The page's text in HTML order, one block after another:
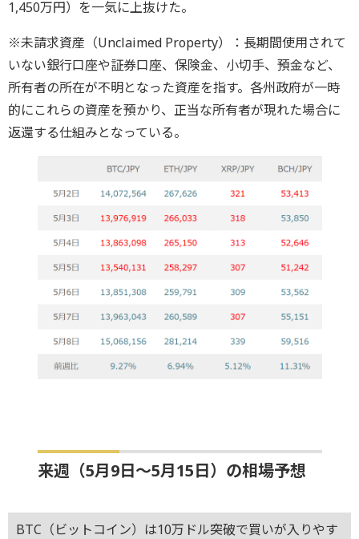
1,450万円）を一気に上抜けた。
※未請求資産（Unclaimed Property）：長期間使用されて
いない銀行口座や証券口座、保険金、小切手、預金など、
所有者の所在が不明となった資産を指す。各州政府が一時
的にこれらの資産を預かり、正当な所有者が現れた場合に
返還する仕組みとなっている。
来週（5月9日～5月15日）の相場予想
BTC（ビットコイン）は10万ドル突破で買いが入りやす